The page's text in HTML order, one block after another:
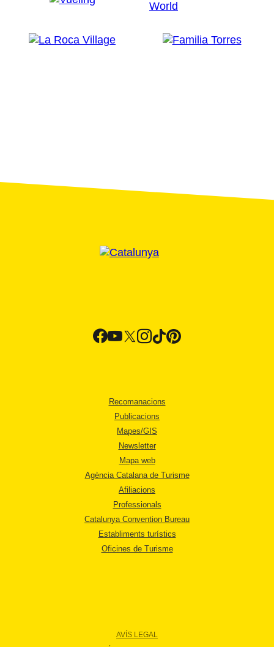
Recomanacions
Publicacions
Mapes/GIS
Newsletter
Mapa web
Agència Catalana de Turisme
Afiliacions
Professionals
Catalunya Convention Bureau
Establiments turístics
Oficines de Turisme
AVÍS LEGAL